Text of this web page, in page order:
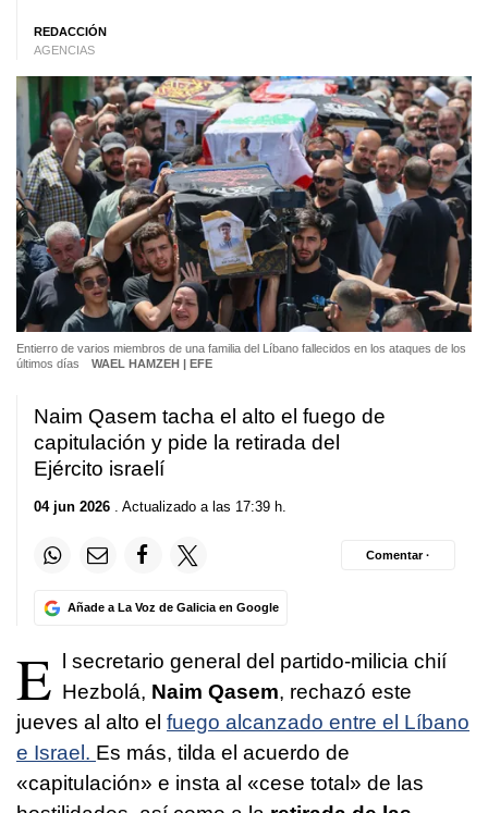
REDACCIÓN
AGENCIAS
Entierro de varios miembros de una familia del Líbano fallecidos en los ataques de los
últimos días
WAEL HAMZEH | EFE
Naim Qasem tacha el alto el fuego de
capitulación y pide la retirada del
Ejército israelí
04 jun 2026 . Actualizado a las 17:39 h.
Añade a La Voz de Galicia en Google
Comentar ·
E
l secretario general del partido-milicia chií
Hezbolá, Naim Qasem, rechazó este
jueves al alto el fuego alcanzado entre el Líbano
e Israel. Es más, tilda el acuerdo de
«capitulación» e insta al «cese total» de las